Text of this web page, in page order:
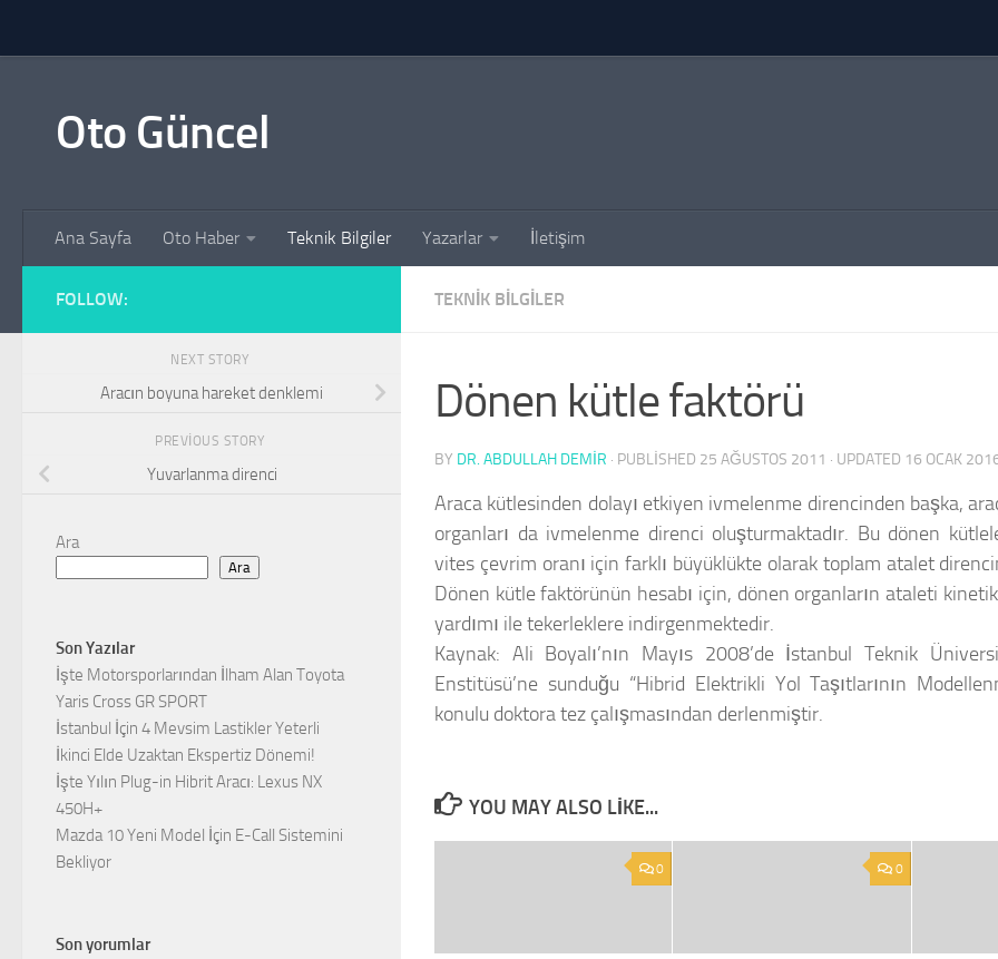
Oto Güncel
Ana Sayfa Oto Haber Teknik Bilgiler Yazarlar İletişim
TEKNIK BILGILER
Dönen kütle faktörü
BY DR. ABDULLAH DEMİR · PUBLISHED 25 AĞUSTOS 2011 · UPDATED 16 OCAK
Araca kütlesinden dolayı etkiyen ivmelenme direncinden başka,
organları da ivmelenme direnci oluşturmaktadır. Bu dönen
vites çevrim oranı için farklı büyüklükte olarak toplam atalet
Dönen kütle faktörünün hesabı için, dönen organların ataleti
yardımı ile tekerleklere indirgenmektedir.
Kaynak: Ali Boyalı’nın Mayıs 2008’de İstanbul Teknik
Enstitüsü’ne sunduğu “Hibrid Elektrikli Yol Taşıtlarının
konulu doktora tez çalışmasından derlenmiştir.
YOU MAY ALSO LIKE...
0 0
FOLLOW:
NEXT STORY
Aracın boyuna hareket denklemi
PREVIOUS STORY
Yuvarlanma direnci
Ara
Ara
Son Yazılar
İşte Motorsporlarından İlham Alan Toyota
Yaris Cross GR SPORT
İstanbul İçin 4 Mevsim Lastikler Yeterli
İkinci Elde Uzaktan Ekspertiz Dönemi!
İşte Yılın Plug-in Hibrit Aracı: Lexus NX
450H+
Mazda 10 Yeni Model İçin E-Call Sistemini
Bekliyor
Son yorumlar